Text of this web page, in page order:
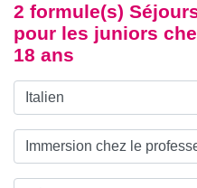
2 formule(s)
pour les juniors
18 ans